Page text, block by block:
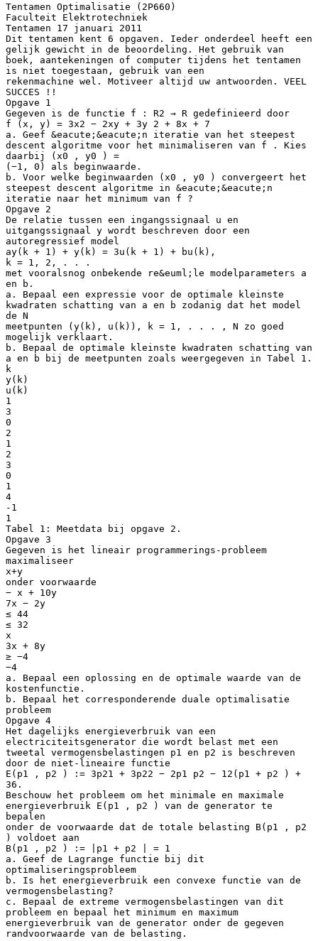
Tentamen Optimalisatie (2P660)
Faculteit Elektrotechniek
Tentamen 17 januari 2011
Dit tentamen kent 6 opgaven. Ieder onderdeel heeft een
gelijk gewicht in de beoordeling. Het gebruik van
boek, aantekeningen of computer tijdens het tentamen
is niet toegestaan, gebruik van een
rekenmachine wel. Motiveer altijd uw antwoorden. VEEL
SUCCES !!
Opgave 1
Gegeven is de functie f : R2 → R gedefinieerd door
f (x, y) = 3x2 − 2xy + 3y 2 + 8x + 7
a. Geef &eacute;&eacute;n iteratie van het steepest
descent algoritme voor het minimaliseren van f . Kies
daarbij (x0 , y0 ) =
(−1, 0) als beginwaarde.
b. Voor welke beginwaarden (x0 , y0 ) convergeert het
steepest descent algoritme in &eacute;&eacute;n
iteratie naar het minimum van f ?
Opgave 2
De relatie tussen een ingangssignaal u en
uitgangssignaal y wordt beschreven door een
autoregressief model
ay(k + 1) + y(k) = 3u(k + 1) + bu(k),
k = 1, 2, . . .
met vooralsnog onbekende re&euml;le modelparameters a
en b.
a. Bepaal een expressie voor de optimale kleinste
kwadraten schatting van a en b zodanig dat het model
de N
meetpunten (y(k), u(k)), k = 1, . . . , N zo goed
mogelijk verklaart.
b. Bepaal de optimale kleinste kwadraten schatting van
a en b bij de meetpunten zoals weergegeven in Tabel 1.
k
y(k)
u(k)
1
3
0
2
1
2
3
0
1
4
-1
1
Tabel 1: Meetdata bij opgave 2.
Opgave 3
Gegeven is het lineair programmerings-probleem
maximaliseer
x+y
onder voorwaarde
− x + 10y
7x − 2y
≤ 44
≤ 32
x
3x + 8y
≥ −4
−4
a. Bepaal een oplossing en de optimale waarde van de
kostenfunctie.
b. Bepaal het corresponderende duale optimalisatie
probleem
Opgave 4
Het dagelijks energieverbruik van een
electriciteitsgenerator die wordt belast met een
tweetal vermogensbelastingen p1 en p2 is beschreven
door de niet-lineaire functie
E(p1 , p2 ) := 3p21 + 3p22 − 2p1 p2 − 12(p1 + p2 ) +
36.
Beschouw het probleem om het minimale en maximale
energieverbruik E(p1 , p2 ) van de generator te
bepalen
onder de voorwaarde dat de totale belasting B(p1 , p2
) voldoet aan
B(p1 , p2 ) := |p1 + p2 | = 1
a. Geef de Lagrange functie bij dit
optimaliseringsprobleem
b. Is het energieverbruik een convexe functie van de
vermogensbelasting?
c. Bepaal de extreme vermogensbelastingen van dit
probleem en bepaal het minimum en maximum
energieverbruik van de generator onder de gegeven
randvoorwaarde van de belasting.